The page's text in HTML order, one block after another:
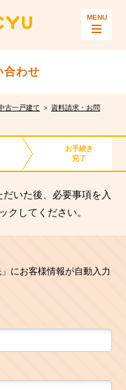
合わせ
古一戸建て ＞ 資料請求・お問
お手続き
完了
だいた後、必要事項を入
クしてください。
にお客様情報が自動入力